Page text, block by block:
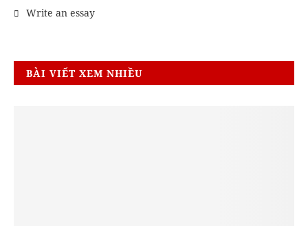
Write an essay
BÀI VIẾT XEM NHIỀU